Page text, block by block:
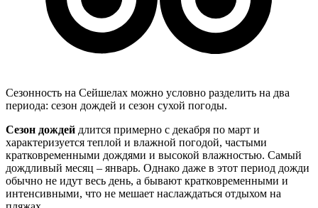
Сезонность на Сейшелах можно условно разделить на два
периода: сезон дождей и сезон сухой погоды.
Сезон дождей длится примерно с декабря по март и
характеризуется теплой и влажной погодой, частыми
кратковременными дождями и высокой влажностью. Самый
дождливый месяц – январь. Однако даже в этот период дожди
обычно не идут весь день, а бывают кратковременными и
интенсивными, что не мешает наслаждаться отдыхом на